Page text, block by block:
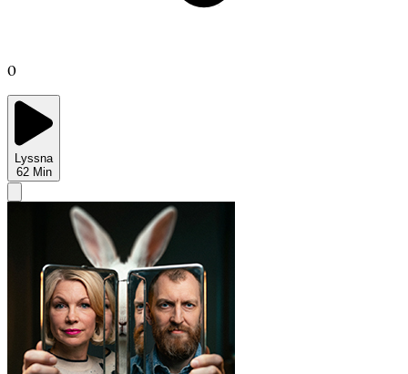
0
Lyssna
62 Min